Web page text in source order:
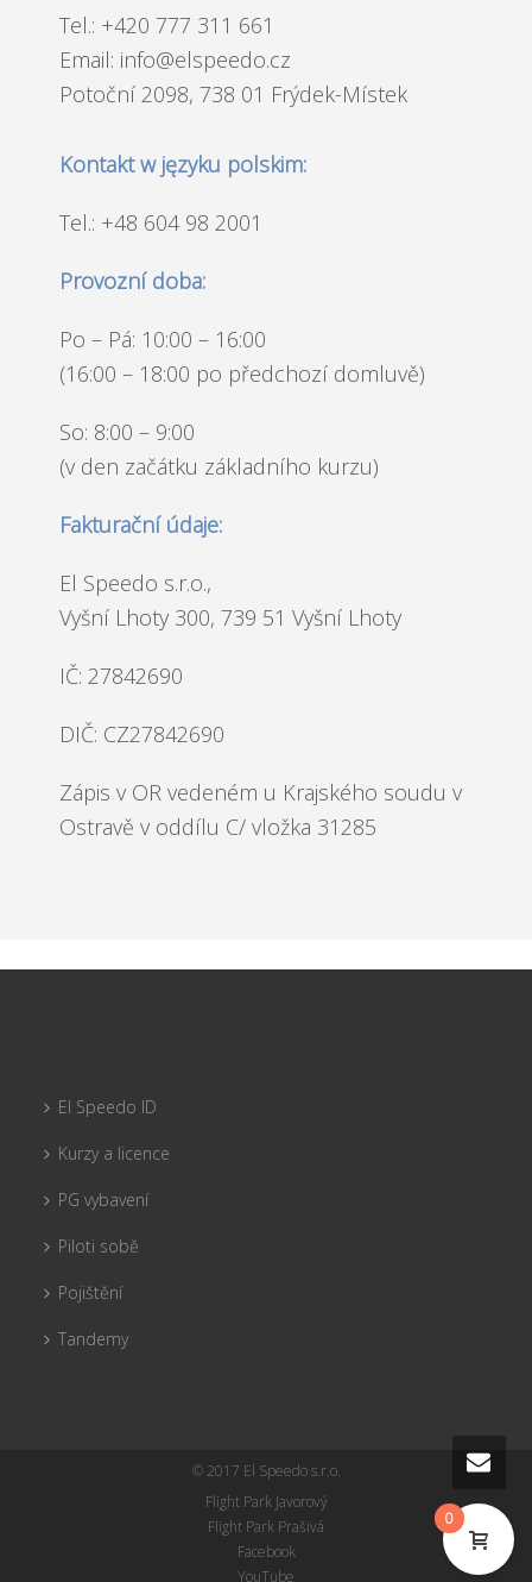
Tel.: +420 777 311 661
Email: info@elspeedo.cz
Potoční 2098, 738 01 Frýdek-Místek
Kontakt w języku polskim:
Tel.: +48 604 98 2001
Provozní doba:
Po – Pá: 10:00 – 16:00
(16:00 – 18:00 po předchozí domluvě)
So: 8:00 – 9:00
(v den začátku základního kurzu)
Fakturační údaje:
El Speedo s.r.o.,
Vyšní Lhoty 300, 739 51 Vyšní Lhoty
IČ: 27842690
DIČ: CZ27842690
Zápis v OR vedeném u Krajského soudu v
Ostravě v oddílu C/ vložka 31285
El Speedo ID
Kurzy a licence
PG vybavení
Piloti sobě
Pojištění
Tandemy
© 2017 El Speedo s.r.o.
Flight Park Javorový
Flight Park Prašivá
Facebook
YouTube
0